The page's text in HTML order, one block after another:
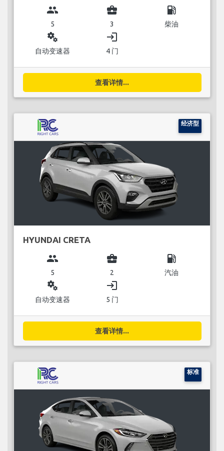
group
5
business_center
3
local_gas_station
柴油
miscellaneous_services
自动变速器
login
4 门
查看详情...
经济型
HYUNDAI CRETA
group
5
business_center
2
local_gas_station
汽油
miscellaneous_services
自动变速器
login
5 门
查看详情...
标准